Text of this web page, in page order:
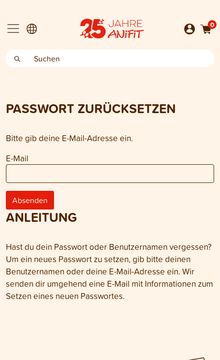
0
PASSWORT ZURÜCKSETZEN
Bitte gib deine E-Mail-Adresse ein.
E-Mail
Absenden
ANLEITUNG
Hast du dein Passwort oder Benutzernamen vergessen?
Um ein neues Passwort zu setzen, gib bitte deinen
Benutzernamen oder deine E-Mail-Adresse ein. Wir
senden dir umgehend eine E-Mail mit Informationen zum
Setzen eines neuen Passwortes.